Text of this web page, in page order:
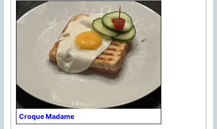
Croque Madame